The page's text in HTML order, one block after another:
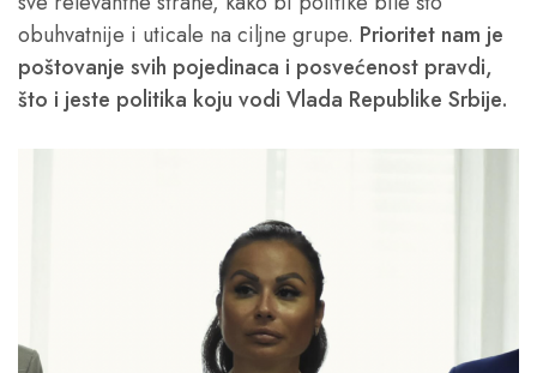
obuhvatnije i uticale na ciljne grupe. Prioritet nam je
poštovanje svih pojedinaca i posvećenost pravdi,
što i jeste politika koju vodi Vlada Republike Srbije.